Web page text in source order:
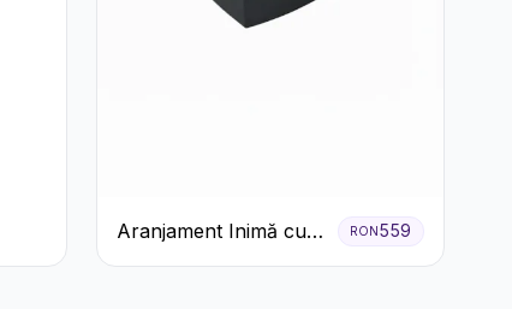
Aranjament Inimă cu
Trandafiri Roșii și
RON559